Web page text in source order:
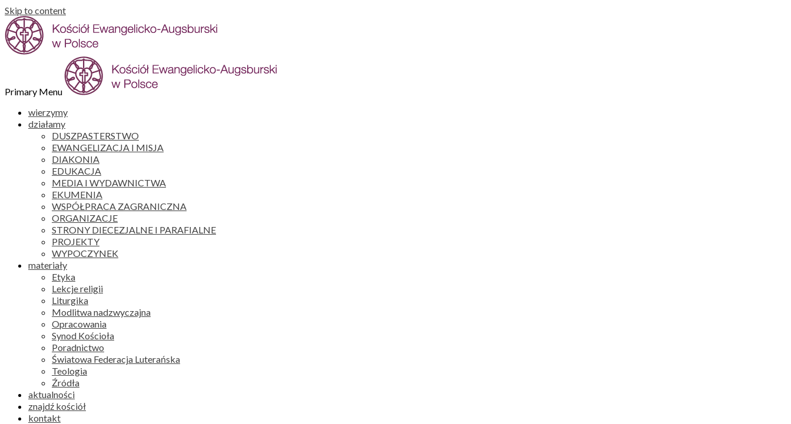
Skip to content
Primary Menu
wierzymy
działamy
DUSZPASTERSTWO
EWANGELIZACJA I MISJA
DIAKONIA
EDUKACJA
MEDIA I WYDAWNICTWA
EKUMENIA
WSPÓŁPRACA ZAGRANICZNA
ORGANIZACJE
STRONY DIECEZJALNE I PARAFIALNE
PROJEKTY
WYPOCZYNEK
materiały
Etyka
Lekcje religii
Liturgika
Modlitwa nadzwyczajna
Opracowania
Synod Kościoła
Poradnictwo
Światowa Federacja Luterańska
Teologia
Źródła
aktualności
znajdź kościół
kontakt